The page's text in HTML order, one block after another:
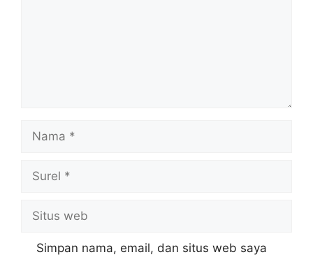
Nama
Surel
Situs
web
Simpan nama, email, dan situs web saya